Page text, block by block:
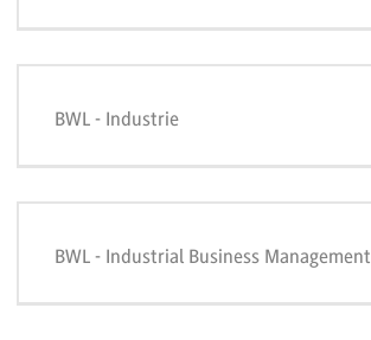
BWL - Industrie
BWL - Industrial Business Management